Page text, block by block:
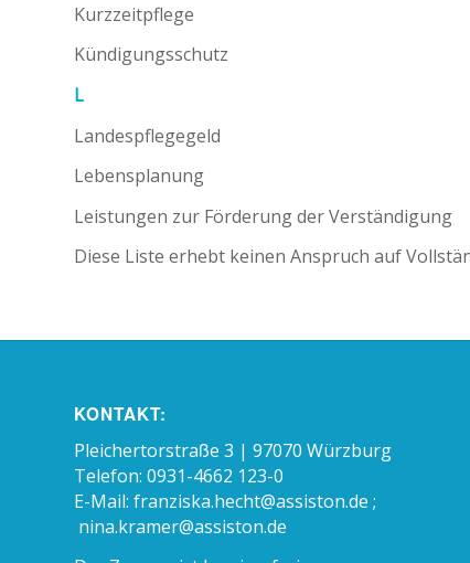
Kurzzeitpflege
Kündigungsschutz
L
Landespflegegeld
Lebensplanung
Leistungen zur Förderung der Verständigung
Diese Liste erhebt keinen Anspruch auf
KONTAKT:
Pleichertorstraße 3 | 97070 Würzburg
Telefon: 0931-4662 123-0
E-Mail: franziska.hecht@assiston.de ;
nina.kramer@assiston.de